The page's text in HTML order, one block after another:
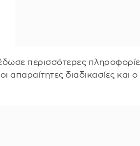
περισσότερες
απαραίτητες διαδικασίες και